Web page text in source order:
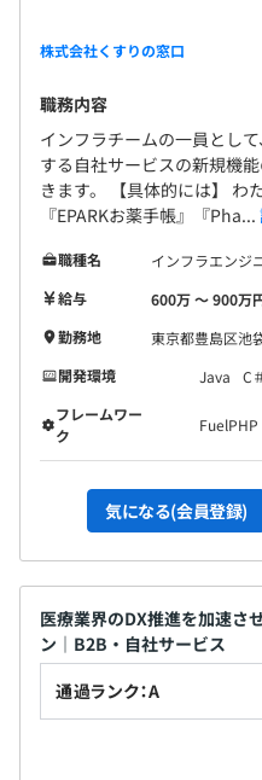
株式会社くすりの窓口
職務内容
インフラチームの一員とし
する自社サービスの新規機
きます。 【具体的には】 わ
『EPARKお薬手帳』『Pha...
職種名
インフラエンジ
給与
600万 〜 900万
勤務地
東京都豊島区池
開発環境
Java C
フレームワー
ク
FuelPHP
気になる(会員登録)
医療業界のDX推進を加速さ
ン｜B2B・自社サービス
通過ランク：A